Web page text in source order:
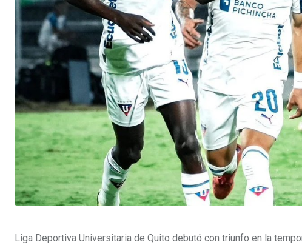
Liga Deportiva Universitaria de Quito debutó con triunfo en la